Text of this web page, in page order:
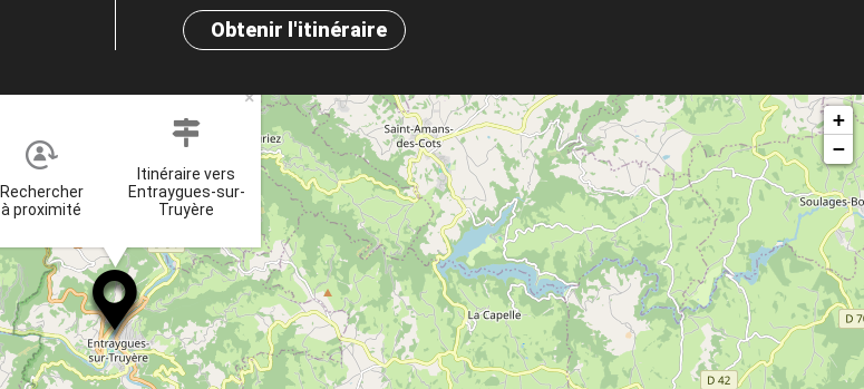
Obtenir l'itinéraire
Rechercher
à proximité
Itinéraire vers
Entraygues-sur-
Truyère
×
+
−